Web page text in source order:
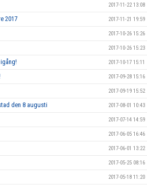
2017-11-22 13:08
2017 2017-11-21 19:59
2017-10-26 15:26
2017-10-26 15:23
2017-10-17 15:11
2017-09-28 15:16
2017-09-19 15:52
den 8 augusti 2017-08-01 10:43
2017-07-14 14:59
2017-06-05 16:46
2017-06-01 13:22
2017-05-25 08:16
2017-05-18 11:20